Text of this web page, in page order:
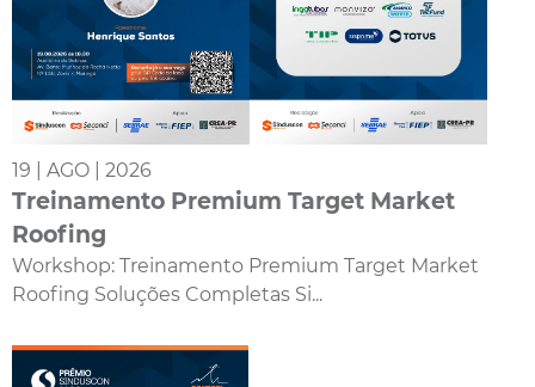
19 | AGO | 2026
Treinamento Premium Target Market
Roofing
Workshop: Treinamento Premium Target Market
Roofing Soluções Completas Si...